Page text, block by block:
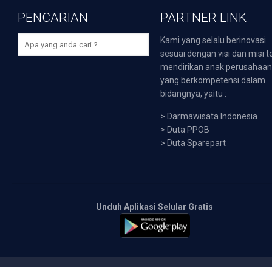
PENCARIAN PARTNER LINK
Kami yang selalu berinovasi
sesuai dengan visi dan misi
mendirikan anak perusahaan
yang berkompetensi dalam
bidangnya, yaitu :
> Darmawisata Indonesia
> Duta PPOB
> Duta Sparepart
Unduh Aplikasi Selular Gratis